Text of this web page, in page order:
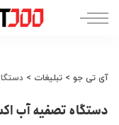
آی تی جو > تبلیغات >
دستگاه تصفیه آب